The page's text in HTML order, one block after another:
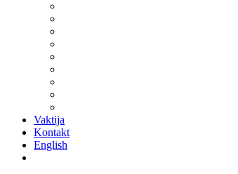
Vaktija
Kontakt
English